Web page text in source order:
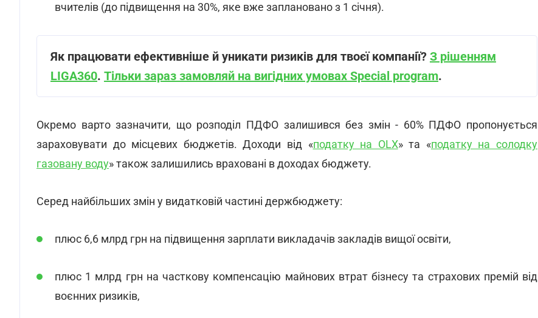
вчителів (до підвищення на 30%, яке вже заплановано з 1 січня).
Як працювати ефективніше й уникати ризиків для твоєї компанії? З рішенням
LIGA360. Тільки зараз замовляй на вигідних умовах Special program.
Окремо варто зазначити, що розподіл ПДФО залишився без змін - 60% ПДФО пропонується
зараховувати до місцевих бюджетів. Доходи від «податку на OLX» та «податку на солодку
газовану воду» також залишились враховані в доходах бюджету.
Серед найбільших змін у видатковій частині держбюджету:
плюс 6,6 млрд грн на підвищення зарплати викладачів закладів вищої освіти,
плюс 1 млрд грн на часткову компенсацію майнових втрат бізнесу та страхових премій від
воєнних ризиків,